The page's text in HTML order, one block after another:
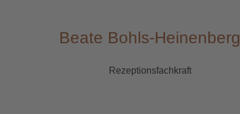
Beate Bohls-Heinenberg
Rezeptionsfachkraft